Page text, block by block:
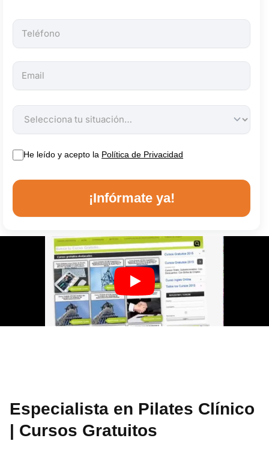
He leído y acepto la Política de Privacidad
¡Infórmate ya!
Especialista en Pilates Clínico
| Cursos Gratuitos